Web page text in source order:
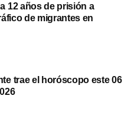
12 años de prisión a
de migrantes en
trae el horóscopo este 06